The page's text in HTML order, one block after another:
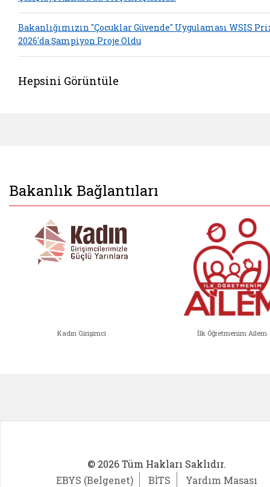
Bakanlığımızın "Çocuklar Güvende" Uygulaması WSIS
2026'da Şampiyon Proje Oldu
Hepsini Görüntüle
Bakanlık Bağlantıları
Kadın Girişimci İlk Öğretmenim Ailem
© 2026 Tüm Hakları Saklıdır.
EBYS (Belgenet)
BİTS Yardım Masası